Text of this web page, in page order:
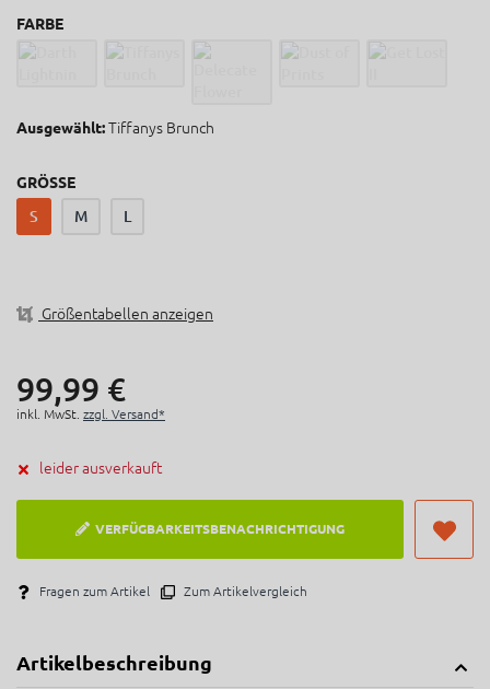
Multisport Helm im Street-Style
Mips-Technologie für erhöhten Schutz
Fidlock Magnetverschluss
FARBE
Ausgewählt:Tiffanys Brunch
GRÖSSE
S M L
Größentabellen anzeigen
99,99 €
inkl. MwSt. zzgl. Versand*
leider ausverkauft
VERFÜGBARKEITSBENACHRICHTIGUNG
Fragen zum Artikel Zum Artikelvergleich
Artikelbeschreibung